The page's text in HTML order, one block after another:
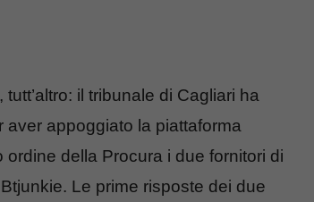
, tutt’altro: il tribunale di Cagliari ha
aver appoggiato la piattaforma
della Procura i due fornitori di
Le prime risposte dei due